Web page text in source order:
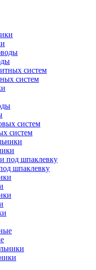
систем
систем
шпаклевку